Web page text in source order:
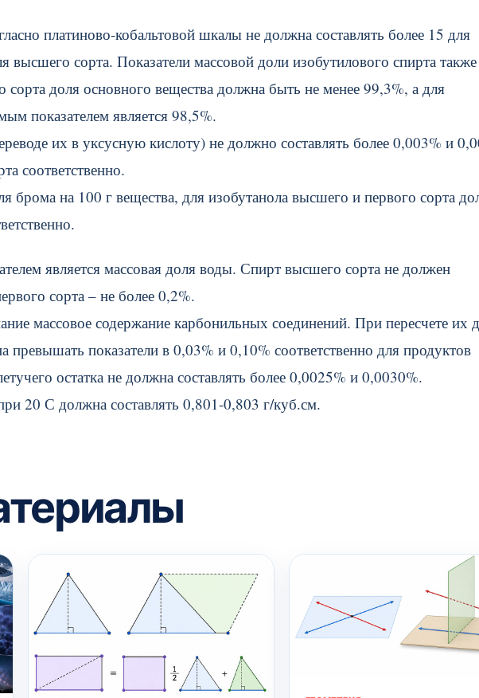
платиново-кобальтовой шкалы не должна составлять более 15 для
высшего сорта. Показатели массовой доли изобутилового спирта также
сорта доля основного вещества должна быть не менее 99,3%, а для
показателем является 98,5%.
их в уксусную кислоту) не должно составлять более 0,003% и
соответственно.
брома на 100 г вещества, для изобутанола высшего и первого сорта
является массовая доля воды. Спирт высшего сорта не должен
сорта – не более 0,2%.
массовое содержание карбонильных соединений. При пересчете их
превышать показатели в 0,03% и 0,10% соответственно для продуктов
остатка не должна составлять более 0,0025% и 0,0030%.
20 С должна составлять 0,801-0,803 г/куб.см.